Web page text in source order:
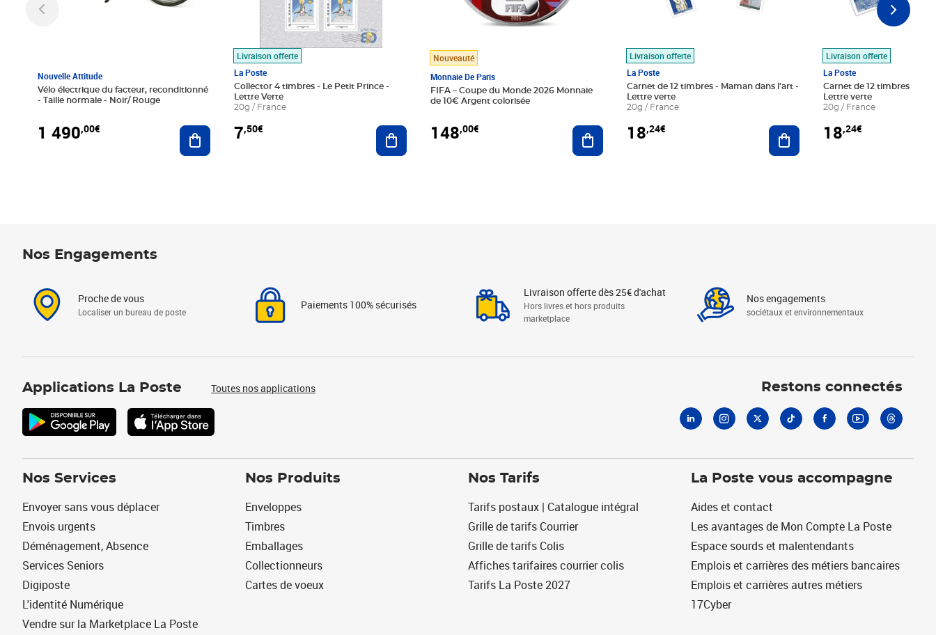
Nouvelle Attitude
Vélo électrique du facteur, reconditionné
- Taille normale - Noir/ Rouge
1 490,00€ Ajouter au panier
Livraison offerte
La Poste
Collector 4 timbres - Le Petit Prince -
Lettre Verte
20g / France
7,50€ Ajouter au panier
Nouveauté
Monnaie De Paris
FIFA – Coupe du Monde 2026 Monnaie
de 10€ Argent colorisée
148,00€ Ajouter au panier
Livraison offerte
La Poste
Carnet de 12 timbres - Maman dans l'art -
Lettre verte
20g / France
18,24€ Ajouter au panier
Livraison offerte
La Poste
Carnet de 12 timbres - Le
Lettre verte
20g / France
18,24€
Nos Engagements
Proche de vous
Localiser un bureau de poste
Paiements 100% sécurisés
Livraison offerte dès 25€ d'achat
Hors livres et hors produits
marketplace
Nos engagements
sociétaux et environnementaux
Applications La Poste Toutes nos applications Restons connectés
Nos Services
Envoyer sans vous déplacer
Envois urgents
Déménagement, Absence
Services Seniors
Digiposte
L'identité Numérique
Vendre sur la Marketplace La Poste
Nos Produits
Enveloppes
Timbres
Emballages
Collectionneurs
Cartes de voeux
Nos Tarifs
Tarifs postaux | Catalogue intégral
Grille de tarifs Courrier
Grille de tarifs Colis
Affiches tarifaires courrier colis
Tarifs La Poste 2027
La Poste vous accompagne
Aides et contact
Les avantages de Mon Compte La Poste
Espace sourds et malentendants
Emplois et carrières des métiers bancaires
Emplois et carrières autres métiers
17Cyber